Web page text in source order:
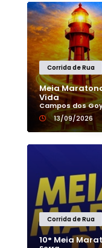
Corrida de Rua
Meia
Vida
Campos dos
13/09/2026
Corrida de Rua
10° Meia